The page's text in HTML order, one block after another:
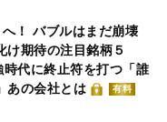
！ バブルはまだ崩壊
期待の注目銘柄５
代に終止符を打つ「誰
あの会社とは
有料